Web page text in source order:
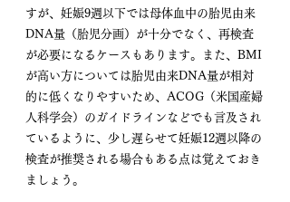
すが、妊娠9週以下では母体血中の胎児由来
DNA量（胎児分画）が十分でなく、再検査
が必要になるケースもあります。また、BMI
が高い方については胎児由来DNA量が相対
的に低くなりやすいため、ACOG（米国産婦
人科学会）のガイドラインなどでも言及され
ているように、少し遅らせて妊娠12週以降の
検査が推奨される場合もある点は覚えておき
ましょう。